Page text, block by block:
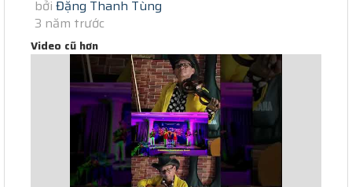
DÙNG HOÀ TẤU VIOLON GUITAR CHO ĐÁM...
bởi Đặng Thanh Tùng
3 năm trước
Video cũ hơn